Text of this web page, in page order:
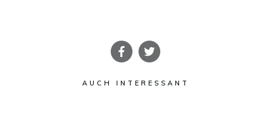
AUCH INTERESSANT